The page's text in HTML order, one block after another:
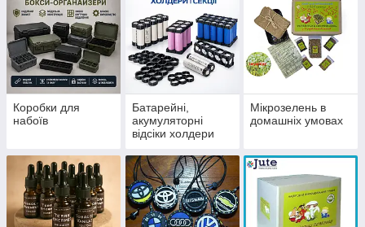
Коробки для
набоїв
Батарейні,
акумуляторні
відсіки холдери
Мікрозелень в
домашніх умовах